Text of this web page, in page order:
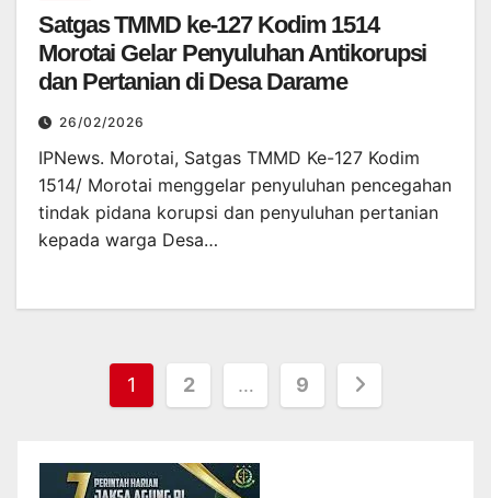
Satgas TMMD ke-127 Kodim 1514
Morotai Gelar Penyuluhan Antikorupsi
dan Pertanian di Desa Darame
26/02/2026
IPNews. Morotai, Satgas TMMD Ke-127 Kodim
1514/ Morotai menggelar penyuluhan pencegahan
tindak pidana korupsi dan penyuluhan pertanian
kepada warga Desa…
Posts
1 2 … 9